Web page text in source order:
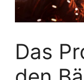
Das